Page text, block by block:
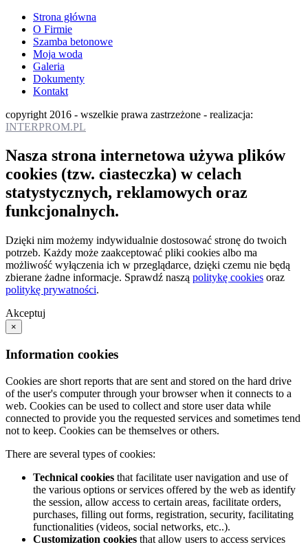
Strona główna
O Firmie
Szamba betonowe
Moja woda
Galeria
Dokumenty
Kontakt
copyright 2016 - wszelkie prawa zastrzeżone - realizacja:
INTERPROM.PL
Nasza strona internetowa używa plików
cookies (tzw. ciasteczka) w celach
statystycznych, reklamowych oraz
funkcjonalnych.
Dzięki nim możemy indywidualnie dostosować stronę do twoich
potrzeb. Każdy może zaakceptować pliki cookies albo ma
możliwość wyłączenia ich w przeglądarce, dzięki czemu nie będą
zbierane żadne informacje. Sprawdź naszą politykę cookies oraz
politykę prywatności.
Akceptuj
×
Information cookies
Cookies are short reports that are sent and stored on the hard drive
of the user's computer through your browser when it connects to a
web. Cookies can be used to collect and store user data while
connected to provide you the requested services and sometimes tend
not to keep. Cookies can be themselves or others.
There are several types of cookies:
Technical cookies that facilitate user navigation and use of
the various options or services offered by the web as identify
the session, allow access to certain areas, facilitate orders,
purchases, filling out forms, registration, security, facilitating
functionalities (videos, social networks, etc..).
Customization cookies that allow users to access services